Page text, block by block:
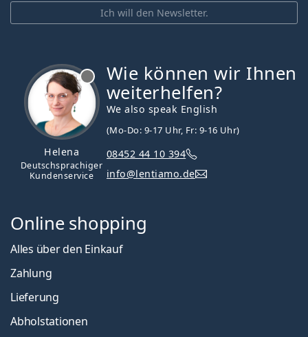
Ich will den Newsletter.
Helena
Deutschsprachiger
Kundenservice
Wie können wir Ihnen
weiterhelfen?
We also speak English
(Mo-Do: 9-17 Uhr, Fr: 9-16 Uhr)
08452 44 10 394
info@lentiamo.de
Online shopping
Alles über den Einkauf
Zahlung
Lieferung
Abholstationen